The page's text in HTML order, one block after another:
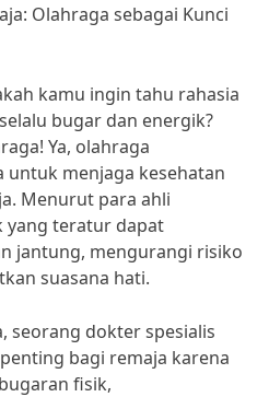
Olahraga sebagai Kunci
kamu ingin tahu rahasia
bugar dan energik?
Ya, olahraga
menjaga kesehatan
Menurut para ahli
yang teratur dapat
jantung, mengurangi risiko
suasana hati.
seorang dokter spesialis
bagi remaja karena
fisik,